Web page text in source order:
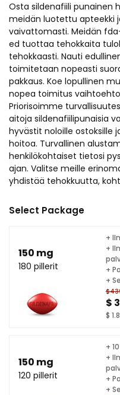
Osta sildenafiili punainen
meidän luotettu apteekki
vaivattomasti. Meidän
ed tuottaa tehokkaita
tehokkaasti. Nauti
toimitetaan nopeasti
pakkaus. Koe lopullinen
nopea toimitus
Priorisoimme
aitoja sildenafiilipunaisia
hyvästit noloille ostoksille
hoitoa. Turvallinen
henkilökohtaiset tietosi
ajan. Valitse meille
yhdistää tehokkuutta,
Select Package
150 mg
180 pillerit
$
$
+
+
+
+
150 mg
120 pillerit
+
+
+
+